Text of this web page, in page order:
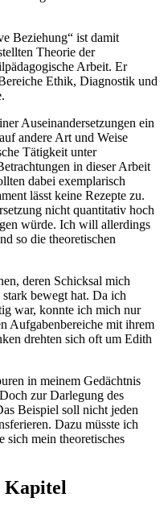
Beziehung“ ist damit
Theorie der
Arbeit. Er
Ethik, Diagnostik und
Auseinandersetzungen ein
andere Art und Weise
Tätigkeit unter
in dieser Arbeit
dabei exemplarisch
lässt keine Rezepte zu.
nicht quantitativ hoch
würde. Ich will allerdings
so die theoretischen
deren Schicksal mich
bewegt hat. Da ich
war, konnte ich mich nur
Aufgabenbereiche mit ihrem
drehten sich oft um Edith
in meinem Gedächtnis
zur Darlegung des
Beispiel soll nicht jeden
Dazu müsste ich
sich mein theoretisches
Kapitel